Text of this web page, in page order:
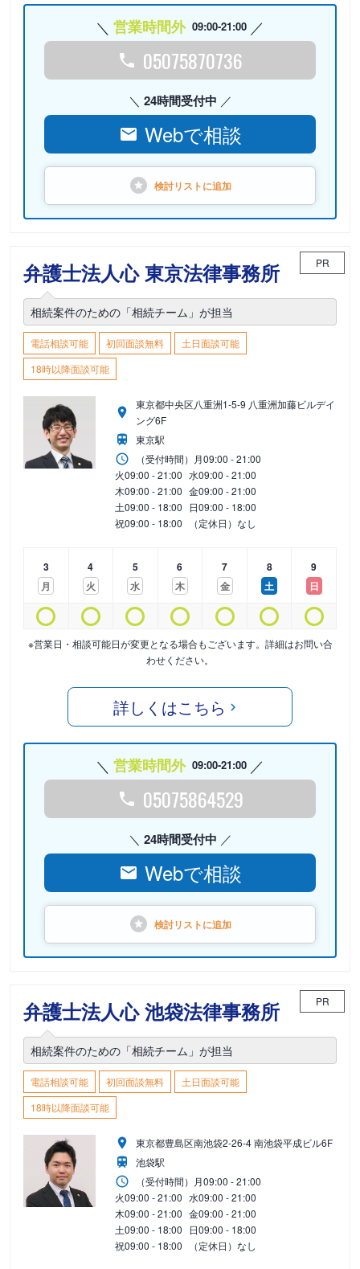
営業時間外 09:00-21:00
05075870736
24時間受付中
Webで相談
検討リストに追加
弁護士法人心 東京法律事務所 PR
相続案件のための「相続チーム」が担当
電話相談可能 初回面談無料
土日面談可能
18時以降面談可能
東京都中央区八重洲1-5-9 八重洲加藤ビルデイ
ング6F
東京駅
（受付時間） 月09:00 - 21:00
火09:00 - 21:00 水09:00 - 21:00
木09:00 - 21:00 金09:00 - 21:00
土09:00 - 18:00 日09:00 - 18:00
祝09:00 - 18:00 （定休日）なし
3
月
4
火
5
水
6
木
7
金
8
土
9
日
※営業日・相談可能日が変更となる場合もございます。詳細はお問い合
わせください。
詳しくはこちら
営業時間外 09:00-21:00
05075864529
24時間受付中
Webで相談
検討リストに追加
弁護士法人心 池袋法律事務所 PR
相続案件のための「相続チーム」が担当
電話相談可能 初回面談無料
土日面談可能
18時以降面談可能
東京都豊島区南池袋2-26-4 南池袋平成ビル6F
池袋駅
（受付時間） 月09:00 - 21:00
火09:00 - 21:00 水09:00 - 21:00
木09:00 - 21:00 金09:00 - 21:00
土09:00 - 18:00 日09:00 - 18:00
祝09:00 - 18:00 （定休日）なし